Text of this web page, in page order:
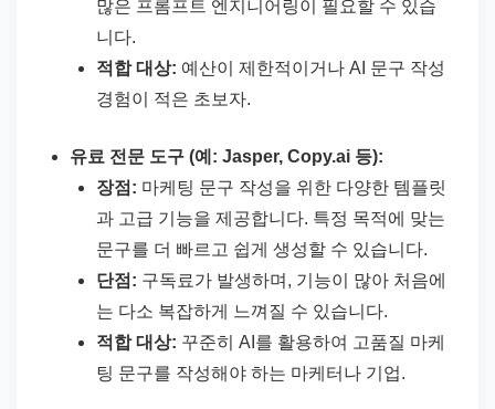
많은 프롬프트 엔지니어링이 필요할 수 있습
니다.
적합 대상: 예산이 제한적이거나 AI 문구 작성
경험이 적은 초보자.
유료 전문 도구 (예: Jasper, Copy.ai 등):
장점: 마케팅 문구 작성을 위한 다양한 템플릿
과 고급 기능을 제공합니다. 특정 목적에 맞는
문구를 더 빠르고 쉽게 생성할 수 있습니다.
단점: 구독료가 발생하며, 기능이 많아 처음에
는 다소 복잡하게 느껴질 수 있습니다.
적합 대상: 꾸준히 AI를 활용하여 고품질 마케
팅 문구를 작성해야 하는 마케터나 기업.